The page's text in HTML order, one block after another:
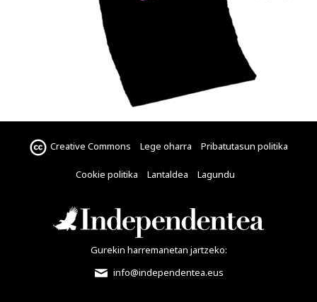
Creative Commons Lege oharra Pribatutasun politika
Cookie politika Lantaldea Lagundu
Gurekin harremanetan jartzeko:
info@independentea.eus